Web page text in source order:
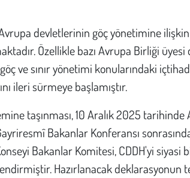
devletlerinin göç yönetimine
Özellikle bazı Avrupa Birliği üyesi
ve sınır yönetimi konularındaki
ileri sürmeye başlamıştır.
taşınması, 10 Aralık 2025 tarihinde
Bakanlar Konferansı
Bakanlar Komitesi, CDDH'yi siyasi
Hazırlanacak deklarasyonun